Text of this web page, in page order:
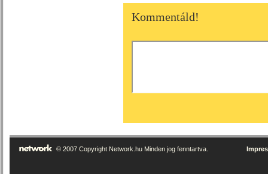
Kommentáld!
© 2007 Copyright Network.hu Minden jog fenntartva.